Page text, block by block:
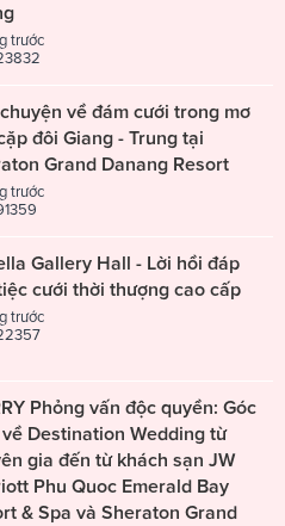
trước
về đám cưới trong mơ
đôi Giang - Trung tại
Grand Danang Resort
trước
Gallery Hall - Lời hồi đáp
cưới thời thượng cao cấp
trước
Phỏng vấn độc quyền: Góc
Destination Wedding từ
gia đến từ khách sạn JW
Phu Quoc Emerald Bay
& Spa và Sheraton Grand